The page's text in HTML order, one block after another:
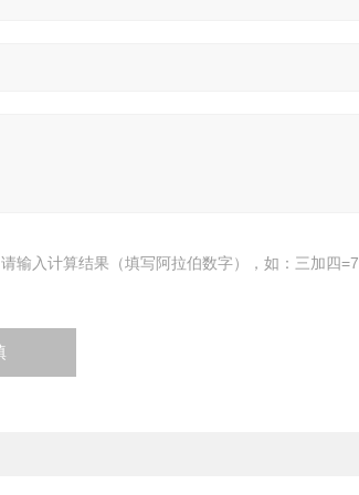
请输入计算结果（填写阿拉伯数字），如：三加四=7